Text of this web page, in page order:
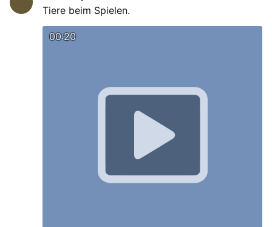
Tiere beim Spielen.
00:20